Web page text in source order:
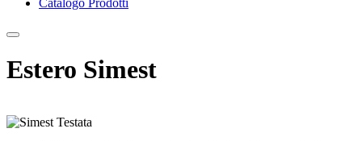
Catalogo Prodotti
Estero Simest